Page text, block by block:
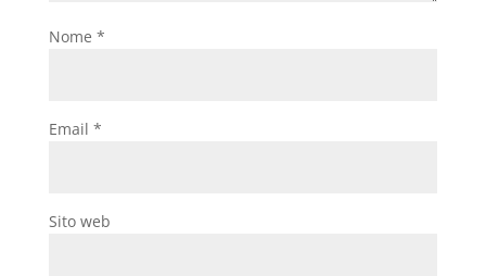
Nome *
Email *
Sito web